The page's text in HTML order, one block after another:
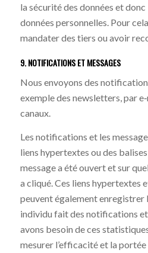
la sécurité des données et
données personnelles. Pour
mandater des tiers ou avoir
9. NOTIFICATIONS ET MESSAGES
Nous envoyons des
exemple des newsletters, par
canaux.
Les notifications et les
liens hypertextes ou des
message a été ouvert et sur
a cliqué. Ces liens hypertextes
peuvent également enregistrer
individu fait des notifications et
avons besoin de ces
mesurer l’efficacité et la